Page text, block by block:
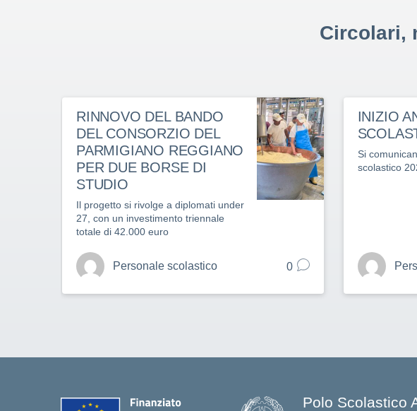
Circolari,
RINNOVO DEL BANDO
DEL CONSORZIO DEL
PARMIGIANO REGGIANO
PER DUE BORSE DI
STUDIO
Il progetto si rivolge a diplomati under
27, con un investimento triennale
totale di 42.000 euro
Personale scolastico 0
INIZIO
Si
scolastico
Polo Scolastico